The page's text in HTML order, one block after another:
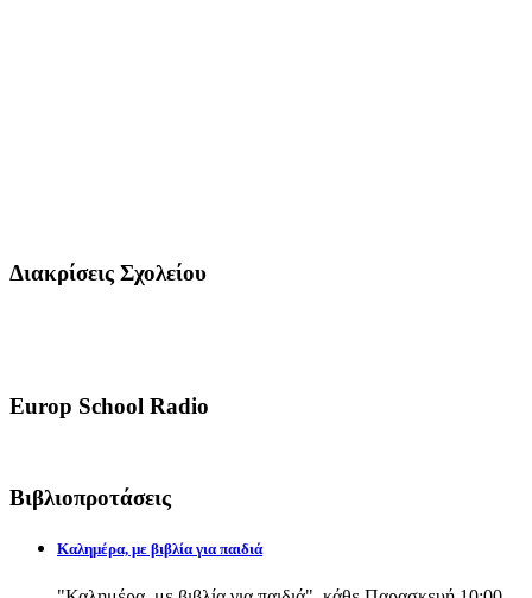
Διακρίσεις Σχολείου
Europ School Radio
Βιβλιοπροτάσεις
Καλημέρα, με βιβλία για παιδιά